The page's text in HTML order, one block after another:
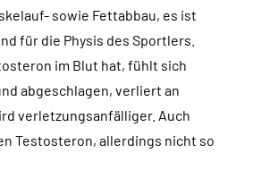
sowie Fettabbau, es ist
für die Physis des Sportlers.
im Blut hat, fühlt sich
abgeschlagen, verliert an
verletzungsanfälliger. Auch
Testosteron, allerdings nicht so